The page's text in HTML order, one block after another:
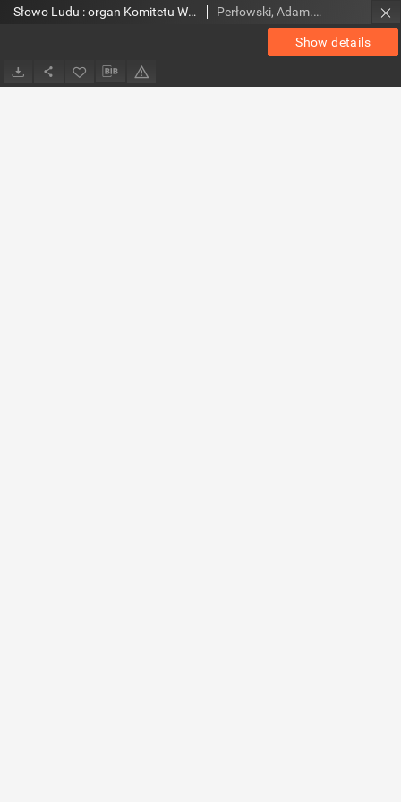
Show details
Słowo Ludu : organ Komitetu Wojewódzkiego Polskiej Zjednoczonej Partii Robotniczej, 1953, R.5, nr 260 Perłowski, Adam. Red.